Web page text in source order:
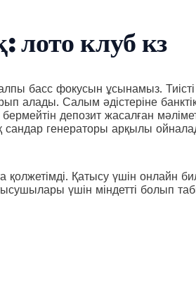
клуб кз
басс фокусын ұсынамыз. Тиісті
алады. Салым әдістеріне
депозит жасалған
сандар генераторы арқылы
Қатысу үшін онлайн
үшін міндетті болып